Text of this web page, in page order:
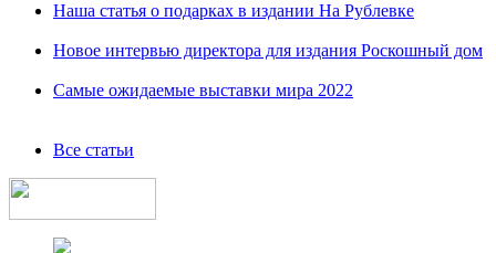
Наша статья о подарках в издании На Рублевке
Новое интервью директора для издания Роскошный дом
Самые ожидаемые выставки мира 2022
Все статьи